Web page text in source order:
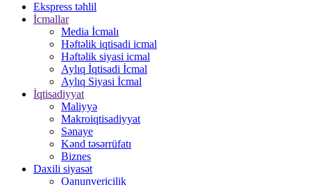
Ekspress təhlil
İcmallar
Media İcmalı
Həftəlik iqtisadi icmal
Həftəlik siyasi icmal
Aylıq İqtisadi İcmal
Aylıq Siyasi İcmal
İqtisadiyyat
Maliyyə
Makroiqtisadiyyat
Sənaye
Kənd təsərrüfatı
Biznes
Daxili siyasət
Qanunvericilik